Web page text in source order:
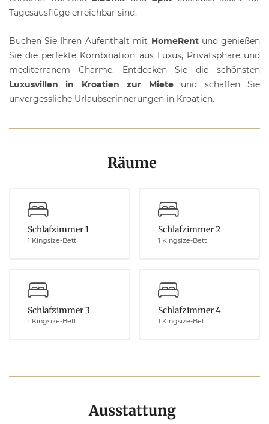
Tagesausflüge erreichbar sind.
Buchen Sie Ihren Aufenthalt mit HomeRentund genießen
Sie die perfekte Kombination aus Luxus, Privatsphäre und
mediterranem Charme. Entdecken Sie die schönsten
Luxusvillen in Kroatien zur Mieteund schaffen Sie
unvergessliche Urlaubserinnerungen in Kroatien.
Räume
Schlafzimmer 1
1 Kingsize-Bett
Schlafzimmer 2
1 Kingsize-Bett
Schlafzimmer 3
1 Kingsize-Bett
Schlafzimmer 4
1 Kingsize-Bett
Ausstattung